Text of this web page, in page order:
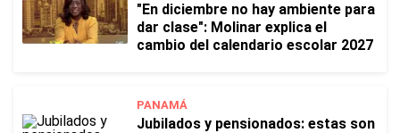
"En diciembre no hay ambiente para
dar clase": Molinar explica el
cambio del calendario escolar 2027
PANAMÁ
Jubilados y pensionados: estas son